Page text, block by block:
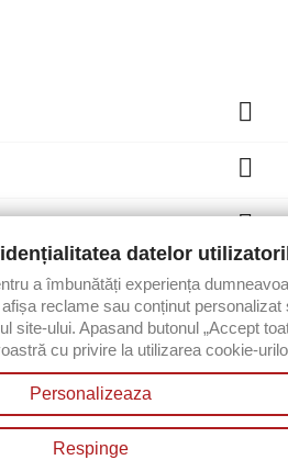



rezervate BGA IT SOLUTIONS
datelor
a îmbunătăți experiența
reclame sau conținut personalizat
site-ului. Apasand butonul „Accept
cu privire la utilizarea cookie-
Personalizeaza
Respinge